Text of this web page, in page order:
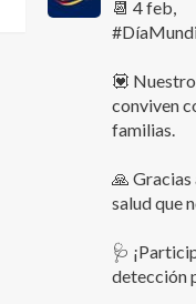
📆 4 feb,
💟
conviven
familias.
🙏 Gracias
salud que
🩺
detección